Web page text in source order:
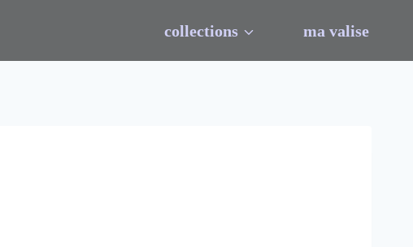
collections ma valise